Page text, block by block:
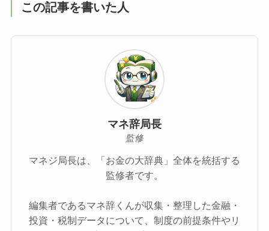
この記事を書いた人
マネ辞局長
監修
マネジ局長は、「お金の大辞典」全体を統括する
監修者です。
編集者であるマネ辞くんが収集・整理した金融・
投資・税制データについて、制度の前提条件やリ